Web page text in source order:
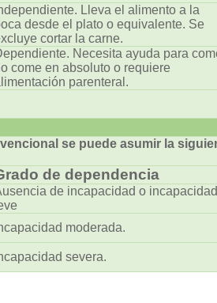
Lleva el alimento a la
desde el plato o equivalente. Se
cortar la carne.
Necesita ayuda para
come en absoluto o requiere
parenteral.
se puede asumir la
de dependencia
de incapacidad o incapacidad
moderada.
severa.